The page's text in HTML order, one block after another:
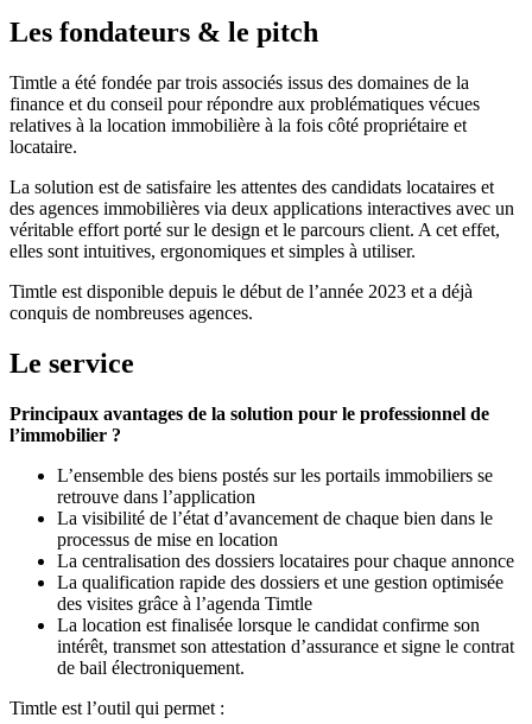
Les fondateurs & le pitch
Timtle a été fondée par trois associés issus des domaines de la
finance et du conseil pour répondre aux problématiques vécues
relatives à la location immobilière à la fois côté propriétaire et
locataire.
La solution est de satisfaire les attentes des candidats locataires et
des agences immobilières via deux applications interactives avec un
véritable effort porté sur le design et le parcours client. A cet effet,
elles sont intuitives, ergonomiques et simples à utiliser.
Timtle est disponible depuis le début de l’année 2023 et a déjà
conquis de nombreuses agences.
Le service
Principaux avantages de la solution pour le professionnel de
l’immobilier ?
L’ensemble des biens postés sur les portails immobiliers se
retrouve dans l’application
La visibilité de l’état d’avancement de chaque bien dans le
processus de mise en location
La centralisation des dossiers locataires pour chaque annonce
La qualification rapide des dossiers et une gestion optimisée
des visites grâce à l’agenda Timtle
La location est finalisée lorsque le candidat confirme son
intérêt, transmet son attestation d’assurance et signe le contrat
de bail électroniquement.
Timtle est l’outil qui permet :